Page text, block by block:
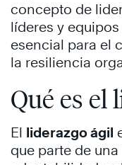
concepto de
líderes y
esencial para el
la resiliencia
Qué es el
El liderazgo ágil
que parte de